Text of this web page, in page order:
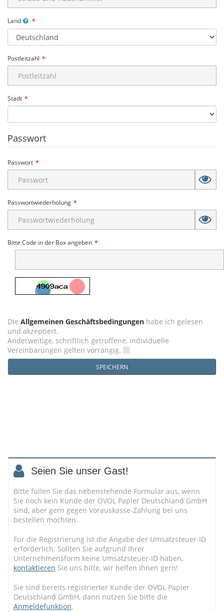
Land
Postleitzahl
Stadt
Passwort
Passwort
Passwortwiederholung
Bitte Code in der Box angeben
Die Allgemeinen Geschäftsbedingungen habe ich gelesen
und akzeptiert.
Anderweitige, schriftlich getroffene, individuelle
Vereinbarungen gelten vorrangig.
Seien Sie unser Gast!
Bitte füllen Sie das nebenstehende Formular aus, wenn
Sie noch kein Kunde der OVOL Papier Deutschland GmbH
sind, aber gern gegen Vorauskasse-Zahlung bei uns
bestellen möchten.
Für die Registrierung ist die Angabe der Umsatzsteuer-ID
erforderlich. Sollten Sie aufgrund Ihrer
Unternehmensform keine Umsatzsteuer-ID haben,
kontaktieren Sie uns bitte, wir helfen Ihnen gern!
Sie sind bereits registrierter Kunde der OVOL Papier
Deutschland GmbH, dann nutzen Sie bitte die
Anmeldefunktion.